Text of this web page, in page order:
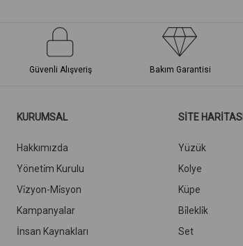
Güvenli Alışveriş Bakım Garantisi
KURUMSAL
Hakkımızda
Yöneti̇m Kurulu
Vi̇zyon-Mi̇syon
Kampanyalar
İnsan Kaynakları
SİTE HARİTASI
Yüzük
Kolye
Küpe
Bi̇lekli̇k
Set